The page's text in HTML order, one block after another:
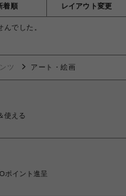
着順 レイアウト変更
でした。
ツ アート・絵画
使える
ポイント進呈